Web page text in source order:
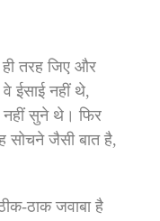
तरह जिए और
ईसाई नहीं थे,
नहीं सुने थे। फिर
सोचने जैसी बात है,
ठाक जवाबा है